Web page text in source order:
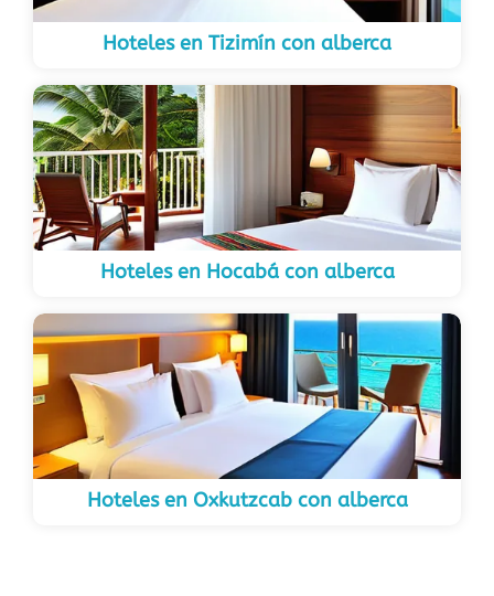
Hoteles en Tizimín con alberca
Hoteles en Hocabá con alberca
Hoteles en Oxkutzcab con alberca